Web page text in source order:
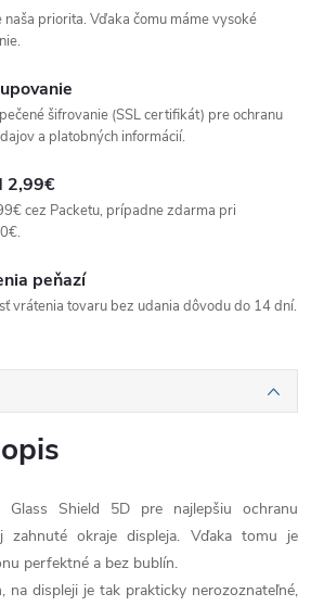
naša priorita. Vďaka čomu máme vysoké
šifrovanie (SSL certifikát) pre ochranu
a platobných informácií.
2,99€
cez Packetu, prípadne zdarma pri
peňazí
vrátenia tovaru bez udania dôvodu do 14 dní.
Glass Shield 5D pre najlepšiu ochranu
zahnuté okraje displeja. Vďaka tomu je
perfektné a bez bublín.
na displeji je tak prakticky nerozoznateľné,